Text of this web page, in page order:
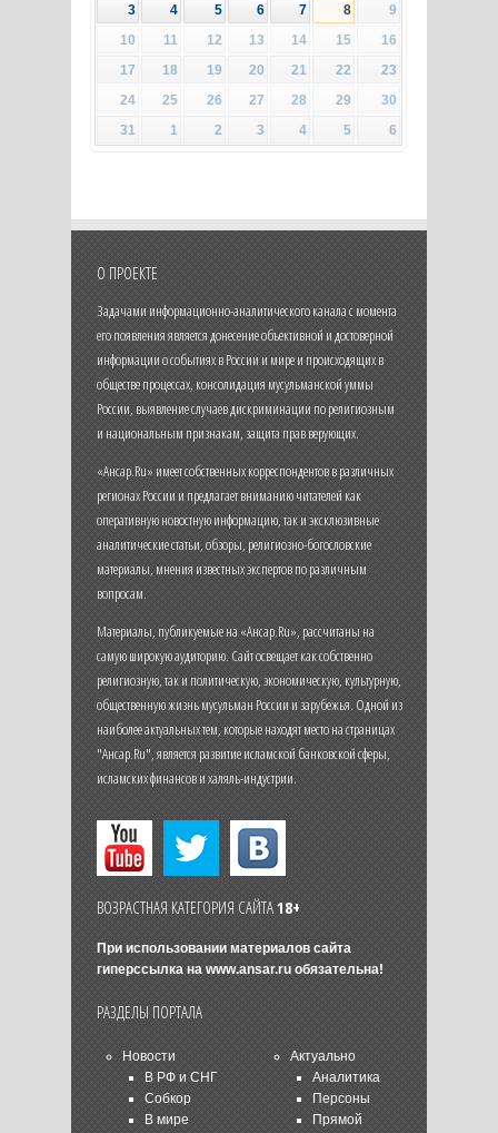
3
4 5 6 7 8
9
10
11 12 13 14 15
16
17
18 19 20 21 22
23
24
25 26 27 28 29
30
31
1 2 3 4 5 6
О ПРОЕКТЕ
Задачами информационно-аналитического канала с момента
его появления является донесение объективной и достоверной
информации о событиях в России и мире и происходящих в
обществе процессах, консолидация мусульманской уммы
России, выявление случаев дискриминации по религиозным
и национальным признакам, защита прав верующих.
«Ансар.Ru» имеет собственных корреспондентов в различных
регионах России и предлагает вниманию читателей как
оперативную новостную информацию, так и эксклюзивные
аналитические статьи, обзоры, религиозно-богословские
материалы, мнения известных экспертов по различным
вопросам.
Материалы, публикуемые на «Ансар.Ru», рассчитаны на
самую широкую аудиторию. Сайт освещает как собственно
религиозную, так и политическую, экономическую, культурную,
общественную жизнь мусульман России и зарубежья. Одной из
наиболее актуальных тем, которые находят место на страницах
"Ансар.Ru", является развитие исламской банковской сферы,
исламских финансов и халяль-индустрии.
ВОЗРАСТНАЯ КАТЕГОРИЯ САЙТА18+
При использовании материалов сайта
гиперссылка на www.ansar.ruобязательна!
РАЗДЕЛЫ ПОРТАЛА
Новости
В РФ и СНГ
Собкор
В мире
Актуально
Аналитика
Персоны
Прямой